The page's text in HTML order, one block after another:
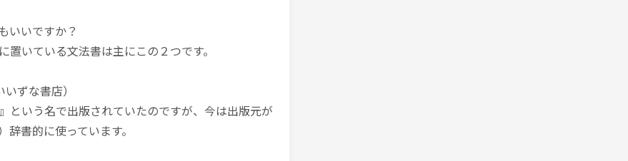
いいですか？
いている文法書は主にこの２つです。
ずな書店）
という名で出版されていたのですが、今は出版元が
書的に使っています。